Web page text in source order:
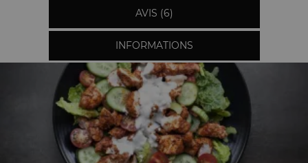
AVIS (6)
INFORMATIONS